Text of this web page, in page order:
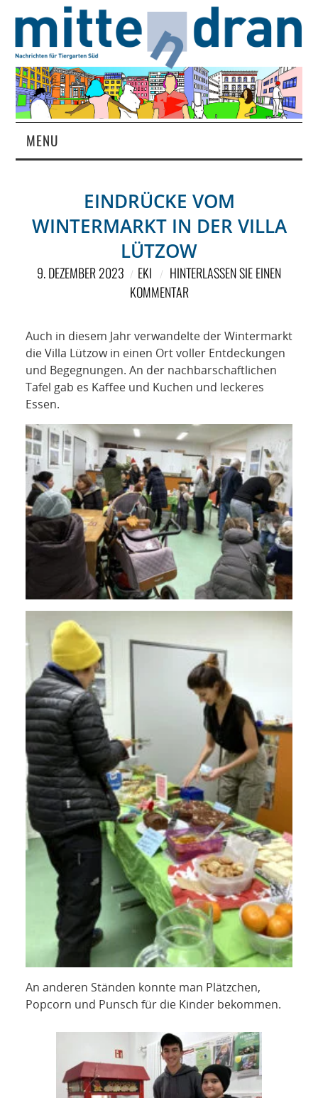
MENU
RUBRIKEN
SPONSORING
KONTAKT
EINDRÜCKE VOM
WINTERMARKT IN DER VILLA
LÜTZOW
9. DEZEMBER 2023 EKI
HINTERLASSEN SIE EINEN
KOMMENTAR
Auch in diesem Jahr verwandelte der Wintermarkt
die Villa Lützow in einen Ort voller Entdeckungen
und Begegnungen. An der nachbarschaftlichen
Tafel gab es Kaffee und Kuchen und leckeres
Essen.
An anderen Ständen konnte man Plätzchen,
Popcorn und Punsch für die Kinder bekommen.